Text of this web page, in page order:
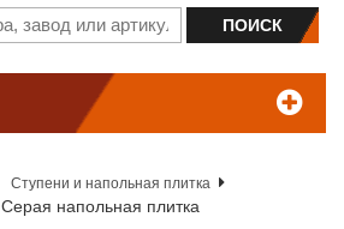
Ступени и напольная плитка
Серая напольная плитка